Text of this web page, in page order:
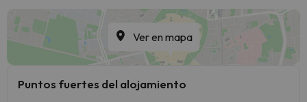
Ver en mapa
Puntos fuertes del alojamiento